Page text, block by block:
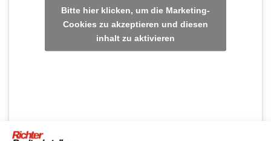
Bitte hier klicken, um die Marketing-
Cookies zu akzeptieren und diesen
inhalt zu aktivieren